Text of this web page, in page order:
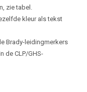
zie tabel.
kleur als tekst
Brady-leidingmerkers
de CLP/GHS-